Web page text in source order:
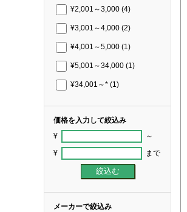
¥2,001～3,000 (4)
¥3,001～4,000 (2)
¥4,001～5,000 (1)
¥5,001～34,000 (1)
¥34,001～* (1)
価格を入力して絞込み
¥ ～
¥ まで
メーカーで絞込み